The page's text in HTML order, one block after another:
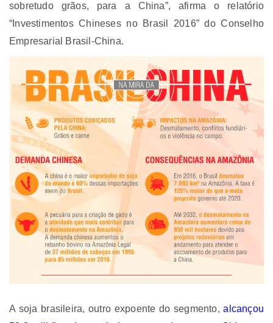
sobretudo grãos, para a China”, afirma o relatório
“Investimentos Chineses no Brasil 2016” do Conselho
Empresarial Brasil-China.
A soja brasileira, outro expoente do segmento,alcançou